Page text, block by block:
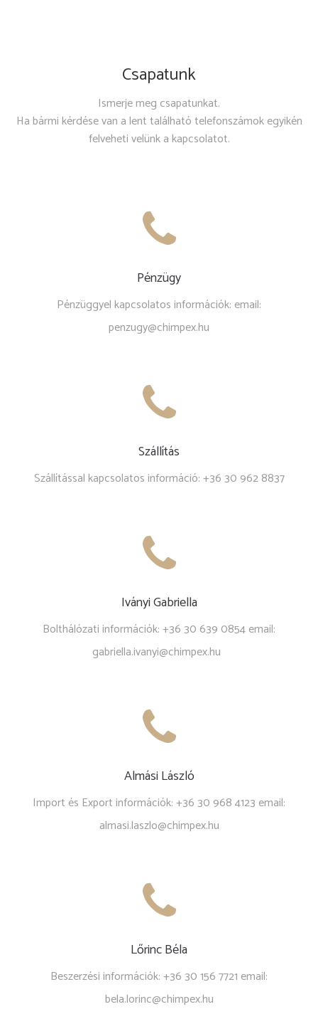
Csapatunk
Ismerje meg csapatunkat.
Ha bármi kérdése van a lent található telefonszámok egyikén
felveheti velünk a kapcsolatot.
Pénzügy
Pénzüggyel kapcsolatos információk: email:
penzugy@chimpex.hu
Szállítás
Szállítással kapcsolatos információ: +36 30 962 8837
Iványi Gabriella
Bolthálózati információk: +36 30 639 0854 email:
gabriella.ivanyi@chimpex.hu
Almási László
Import és Export információk: +36 30 968 4123 email:
almasi.laszlo@chimpex.hu
Lőrinc Béla
Beszerzési információk: +36 30 156 7721 email:
bela.lorinc@chimpex.hu